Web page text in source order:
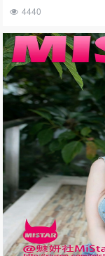
4440